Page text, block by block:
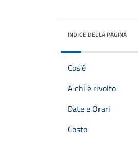
INDICE DELLA PAGINA
Cos'è
A chi è rivolto
Date e Orari
Costo